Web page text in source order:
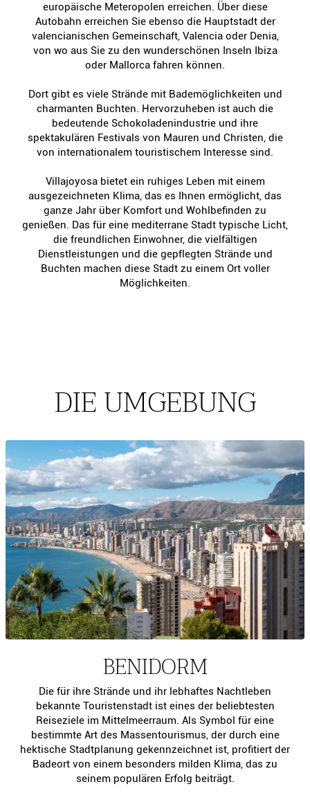
europäische Meteropolen erreichen. Über diese
Autobahn erreichen Sie ebenso die Hauptstadt der
valencianischen Gemeinschaft, Valencia oder Denia,
von wo aus Sie zu den wunderschönen Inseln Ibiza
oder Mallorca fahren können.
Dort gibt es viele Strände mit Bademöglichkeiten und
charmanten Buchten. Hervorzuheben ist auch die
bedeutende Schokoladenindustrie und ihre
spektakulären Festivals von Mauren und Christen, die
von internationalem touristischem Interesse sind.
Villajoyosa bietet ein ruhiges Leben mit einem
ausgezeichneten Klima, das es Ihnen ermöglicht, das
ganze Jahr über Komfort und Wohlbefinden zu
genießen. Das für eine mediterrane Stadt typische Licht,
die freundlichen Einwohner, die vielfältigen
Dienstleistungen und die gepflegten Strände und
Buchten machen diese Stadt zu einem Ort voller
Möglichkeiten.
DIE UMGEBUNG
BENIDORM
Die für ihre Strände und ihr lebhaftes Nachtleben
bekannte Touristenstadt ist eines der beliebtesten
Reiseziele im Mittelmeerraum. Als Symbol für eine
bestimmte Art des Massentourismus, der durch eine
hektische Stadtplanung gekennzeichnet ist, profitiert der
Badeort von einem besonders milden Klima, das zu
seinem populären Erfolg beiträgt.